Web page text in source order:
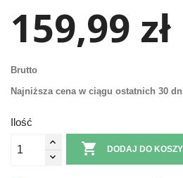
159,99 zł
Brutto
Najniższa cena w ciągu ostatnich 30
Ilość
 DODAJ DO